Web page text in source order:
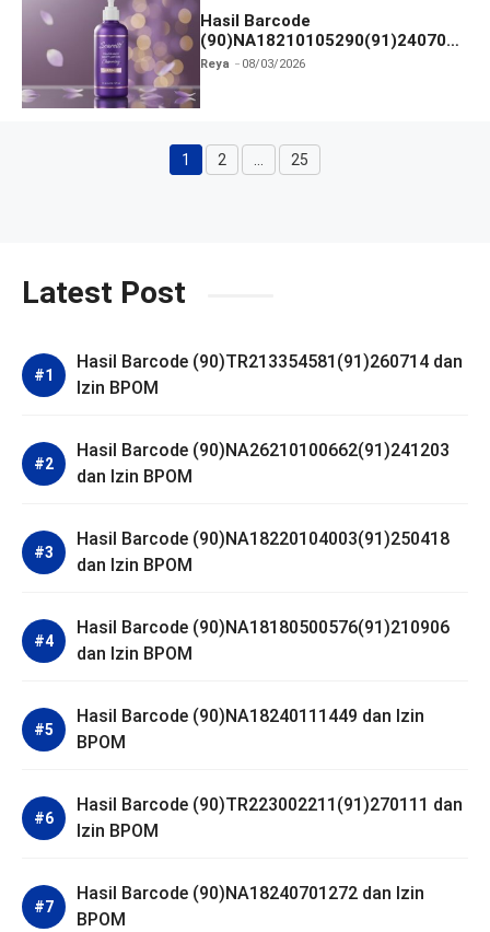
Hasil Barcode
(90)NA18210105290(91)240703
dan Izin BPOM
Reya 08/03/2026
Halaman
1 Halaman
2 … Halaman
25
Latest Post
Hasil Barcode (90)TR213354581(91)260714 dan
Izin BPOM
Hasil Barcode (90)NA26210100662(91)241203
dan Izin BPOM
Hasil Barcode (90)NA18220104003(91)250418
dan Izin BPOM
Hasil Barcode (90)NA18180500576(91)210906
dan Izin BPOM
Hasil Barcode (90)NA18240111449 dan Izin
BPOM
Hasil Barcode (90)TR223002211(91)270111 dan
Izin BPOM
Hasil Barcode (90)NA18240701272 dan Izin
BPOM